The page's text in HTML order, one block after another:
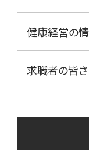
健康経営の
求職者の皆さ